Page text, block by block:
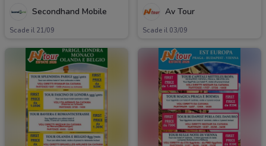
Secondhand Mobile
Scade il 21/09
Av Tour
Scade il 03/09